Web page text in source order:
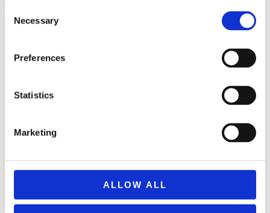
Selection
Necessary
Preferences
Statistics
Marketing
ALLOW ALL
31,50€ 15,99€